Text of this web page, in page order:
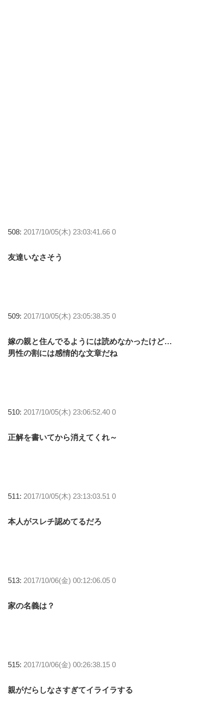
508: 2017/10/05(木) 23:03:41.66 0
友達いなさそう
509: 2017/10/05(木) 23:05:38.35 0
嫁の親と住んでるようには読めなかったけど…
男性の割には感情的な文章だね
510: 2017/10/05(木) 23:06:52.40 0
正解を書いてから消えてくれ～
511: 2017/10/05(木) 23:13:03.51 0
本人がスレチ認めてるだろ
513: 2017/10/06(金) 00:12:06.05 0
家の名義は？
515: 2017/10/06(金) 00:26:38.15 0
親がだらしなさすぎてイライラする